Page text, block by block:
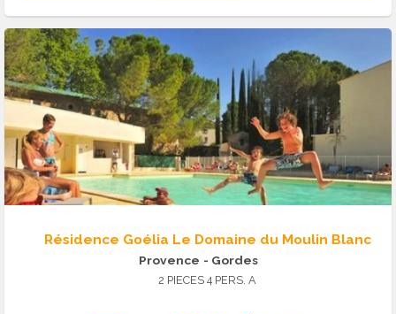
Résidence Goélia Le Domaine du Moulin Blanc
Provence - Gordes
2 PIECES 4 PERS. A